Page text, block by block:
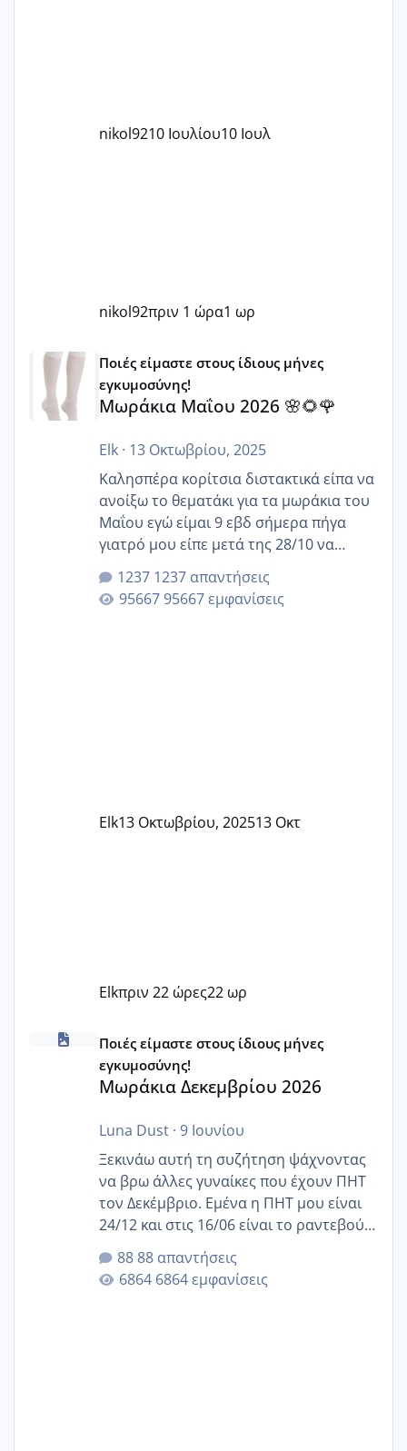
nikol9210 Ιουλίου10 Ιουλ
nikol92πριν 1 ώρα1 ωρ
Μωράκια Μαΐου 2026 🌸🌻🌹
Ποιές είμαστε στους ίδιους μήνες
εγκυμοσύνης!
Μωράκια Μαΐου 2026 🌸🌻🌹
Elk· 13 Οκτωβρίου, 2025
Καλησπέρα κορίτσια διστακτικά είπα να
ανοίξω το θεματάκι για τα μωράκια του
Μαΐου εγώ είμαι 9 εβδ σήμερα πήγα
γιατρό μου είπε μετά της 28/10 να
κλείσω ραντεβού για την αυχενική είναι
καμιά άλλη κοπέλα να γεννάει Μάιο ;;
1237 απαντήσεις
95667 εμφανίσεις
Elk13 Οκτωβρίου, 202513 Οκτ
Elkπριν 22 ώρες22 ωρ
Μωράκια Δεκεμβρίου 2026
Ποιές είμαστε στους ίδιους μήνες
εγκυμοσύνης!
Μωράκια Δεκεμβρίου 2026
Luna Dust· 9 Ιουνίου
Ξεκινάω αυτή τη συζήτηση ψάχνοντας
να βρω άλλες γυναίκες που έχουν ΠΗΤ
τον Δεκέμβριο. Εμένα η ΠΗΤ μου είναι
24/12 και στις 16/06 είναι το ραντεβού
της αυχενικής διαφάνειας. Έχω αρκετό
άγχος και οι μέρες δεν φαίνεται να
περνάνε με τίποτα.
88 απαντήσεις
6864 εμφανίσεις